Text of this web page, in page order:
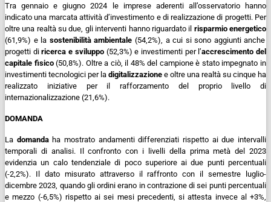
Tra gennaio e giugno 2024 le imprese aderenti all’osservatorio hanno
indicato una marcata attività d’investimento e di realizzazione di progetti. Per
oltre una realtà su due, gli interventi hanno riguardato il risparmio energetico
(61,9%) e la sostenibilità ambientale (54,2%), a cui si sono aggiunti anche
progetti diricerca e sviluppo(52,3%) e investimenti per l’accrescimento del
capitale fisico(50,8%). Oltre a ciò, il 48% del campione è stato impegnato in
investimenti tecnologici per la digitalizzazione e oltre una realtà su cinque ha
realizzato iniziative per il rafforzamento del proprio livello di
internazionalizzazione (21,6%).
DOMANDA
La domandaha mostrato andamenti differenziati rispetto ai due intervalli
temporali di analisi. Il confronto con i livelli della prima metà del 2023
evidenzia un calo tendenziale di poco superiore ai due punti percentuali
(-2,2%). Il dato misurato attraverso il raffronto con il semestre luglio-
dicembre 2023, quando gli ordini erano in contrazione di sei punti percentuali
e mezzo (-6,5%) rispetto ai sei mesi precedenti, si attesta invece al +3%,